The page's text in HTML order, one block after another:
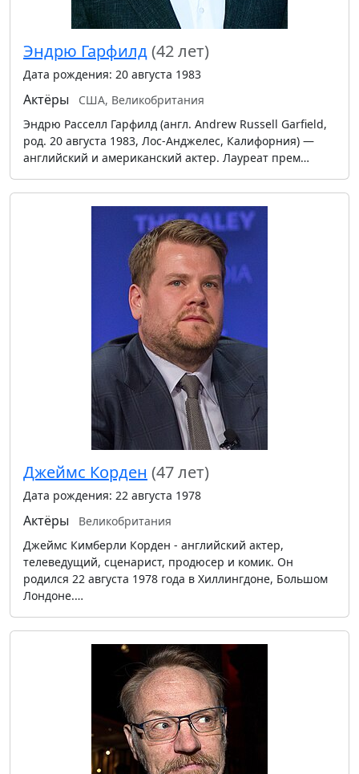
Эндрю Гарфилд(42 лет)
Дата рождения: 20 августа 1983
Актёры
США, Великобритания
Эндрю Расселл Гарфилд (англ. Andrew Russell Garfield,
род. 20 августа 1983, Лос-Анджелес, Калифорния) —
английский и американский актер. Лауреат прем…
Джеймс Корден (47 лет)
Дата рождения: 22 августа 1978
Актёры
Великобритания
Джеймс Кимберли Корден - английский актер,
телеведущий, сценарист, продюсер и комик. Он
родился 22 августа 1978 года в Хиллингдоне, Большом
Лондоне.…